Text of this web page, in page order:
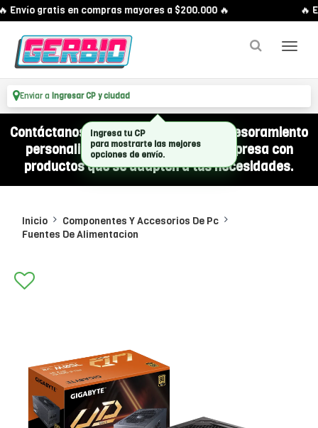
Envío gratis en compras mayores a $200.000 🔥 🔥
Enviar a Ingresar CP y ciudad
Contáctanos por WhatsApp y recibí asesoramiento
personalizado para equipar a tu empresa con
productos que se adapten a tus necesidades.
Inicio
Componentes Y Accesorios De Pc
Fuentes De Alimentacion
Ingresa tu CP
para mostrarte las mejores
opciones de envío.